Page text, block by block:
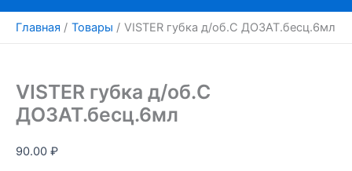
Главная Товары VISTER губка д/об.С ДОЗАТ.бесц.6мл
VISTER губка д/об.С
ДОЗАТ.бесц.6мл
90.00 ₽